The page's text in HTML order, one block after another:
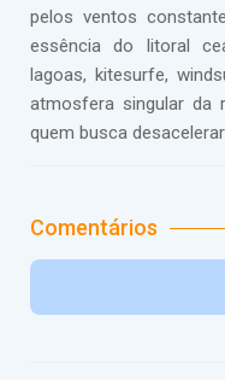
pelos ventos
essência do litoral
lagoas, kitesurfe,
atmosfera singular da
quem busca
Comentários